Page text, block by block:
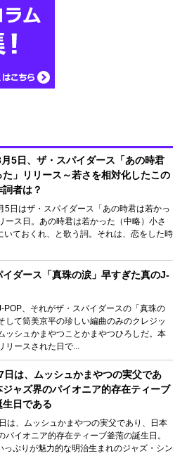
5日、ザ・スパイダース「あの時君
た」リリース～若さを相対化したこの
者は？
5日はザ・スパイダース「あの時君は若かっ
ース日。あの時君は若かった（中略）小さ
いておくれ、と歌う詞。それは、恋をした時
イダース「真珠の涙」早すぎた真のJ-
POP、それがザ・スパイダースの「真珠の
して筒美京平の珍しい編曲のみのクレジッ
ッシュかまやつことかまやつひろしだ。本
ースされた日で...
日は、ムッシュかまやつの実父であ
ジャズ界のパイオニア的存在ティーブ
日である
は、ムッシュかまやつの実父であり、日本
パイオニア的存在ティーブ釜萢の誕生日。
ぷりが魅力的な明治生まれのジャズ・シン